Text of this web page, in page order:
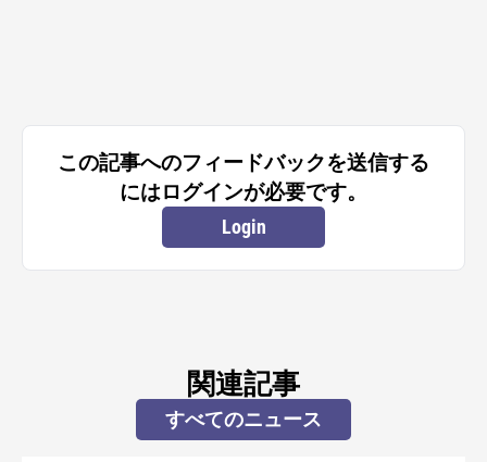
この記事へのフィードバックを送信する
にはログインが必要です。
Login
関連記事
すべてのニュース